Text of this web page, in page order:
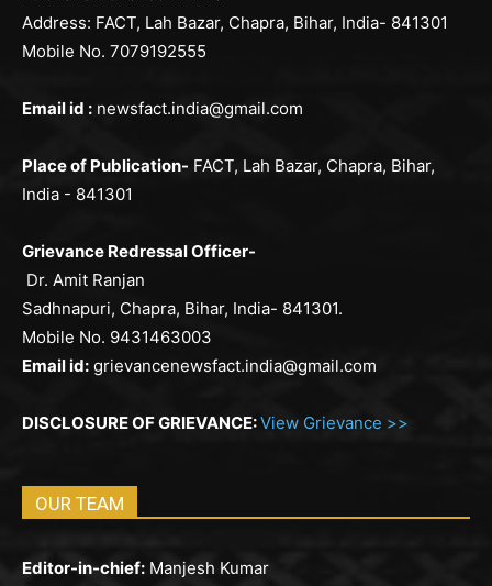
Address: FACT, Lah Bazar, Chapra, Bihar, India- 841301
Mobile No. 7079192555
Email id : newsfact.india@gmail.com
Place of Publication- FACT, Lah Bazar, Chapra, Bihar,
India - 841301
Grievance Redressal Officer-
Dr. Amit Ranjan
Sadhnapuri, Chapra, Bihar, India- 841301.
Mobile No. 9431463003
Email id: grievancenewsfact.india@gmail.com
DISCLOSURE OF GRIEVANCE:View Grievance >>
OUR TEAM
Editor-in-chief: Manjesh Kumar